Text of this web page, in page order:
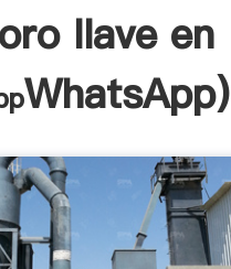
llave en
WhatsApp)